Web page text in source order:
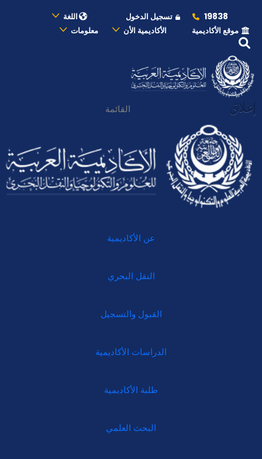
19838 تسجيل الدخول
اللغة
موقع الأكاديمية
الأكاديمية الأن معلومات
إغلاق القائمة
عن الأكاديمية
النقل البحري
القبول والتسجيل
الدراسات الأكاديمية
طلبة الأكاديمية
البحث العلمي